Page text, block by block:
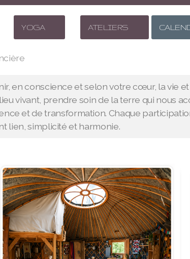
YOGA ATELIERS
en conscience et selon votre cœur, la vie et
vivant, prendre soin de la terre qui nous
et de transformation. Chaque
lien, simplicité et harmonie.